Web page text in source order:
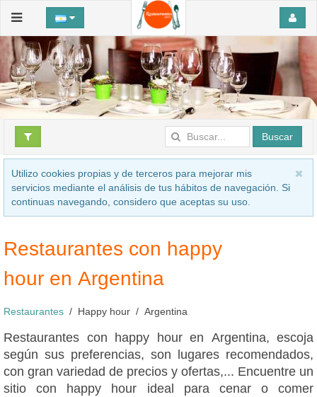
Buscar
Utilizo cookies propias y de terceros para mejorar mis
servicios mediante el análisis de tus hábitos de navegación. Si
continuas navegando, considero que aceptas su uso.
Restaurantes con happy
hour en Argentina
Restaurantes Happy hour Argentina
Restaurantes con happy hour en Argentina, escoja
según sus preferencias, son lugares recomendados,
con gran variedad de precios y ofertas,... Encuentre un
sitio con happy hour ideal para cenar o comer